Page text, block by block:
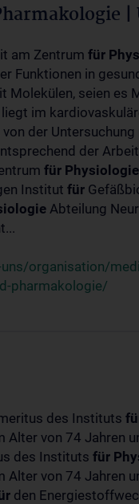
|
am Zentrum für
Funktionen in
Molekülen, seien es
im
der
der
für Physiologie
Institut für
Abteilung
organisation/
pharmakologie/
des Instituts
Alter von 74 Jahren
des Instituts für
Alter von 74 Jahren
den